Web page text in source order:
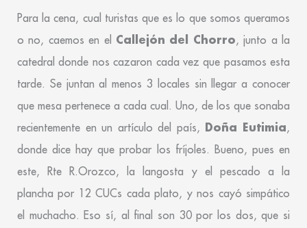
Para la cena, cual turistas que es lo que somos queramos
o no, caemos en el Callejón del Chorro, junto a la
catedral donde nos cazaron cada vez que pasamos esta
tarde. Se juntan al menos 3 locales sin llegar a conocer
que mesa pertenece a cada cual. Uno, de los que sonaba
recientemente en un artículo del país, Doña Eutimia,
donde dice hay que probar los fríjoles. Bueno, pues en
este, Rte R.Orozco, la langosta y el pescado a la
plancha por 12 CUCs cada plato, y nos cayó simpático
el muchacho. Eso sí, al final son 30 por los dos, que si